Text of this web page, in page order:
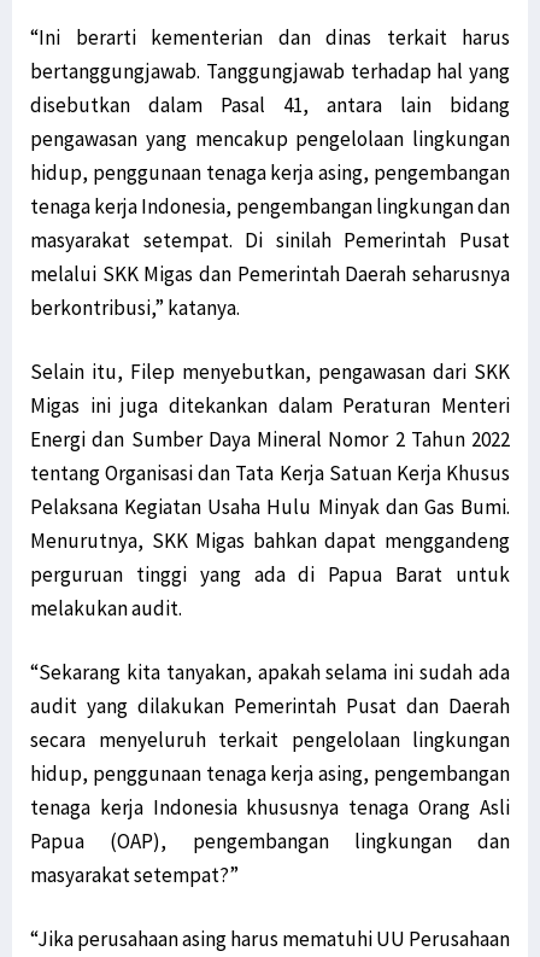
“Ini berarti kementerian dan dinas terkait harus
bertanggungjawab. Tanggungjawab terhadap hal yang
disebutkan dalam Pasal 41, antara lain bidang
pengawasan yang mencakup pengelolaan lingkungan
hidup, penggunaan tenaga kerja asing, pengembangan
tenaga kerja Indonesia, pengembangan lingkungan dan
masyarakat setempat. Di sinilah Pemerintah Pusat
melalui SKK Migas dan Pemerintah Daerah seharusnya
berkontribusi,” katanya.
Selain itu, Filep menyebutkan, pengawasan dari SKK
Migas ini juga ditekankan dalam Peraturan Menteri
Energi dan Sumber Daya Mineral Nomor 2 Tahun 2022
tentang Organisasi dan Tata Kerja Satuan Kerja Khusus
Pelaksana Kegiatan Usaha Hulu Minyak dan Gas Bumi.
Menurutnya, SKK Migas bahkan dapat menggandeng
perguruan tinggi yang ada di Papua Barat untuk
melakukan audit.
“Sekarang kita tanyakan, apakah selama ini sudah ada
audit yang dilakukan Pemerintah Pusat dan Daerah
secara menyeluruh terkait pengelolaan lingkungan
hidup, penggunaan tenaga kerja asing, pengembangan
tenaga kerja Indonesia khususnya tenaga Orang Asli
Papua (OAP), pengembangan lingkungan dan
masyarakat setempat?”
“Jika perusahaan asing harus mematuhi UU Perusahaan